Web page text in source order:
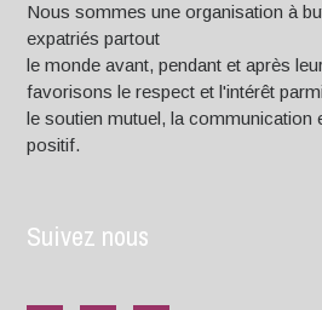
Nous sommes une organisation à
expatriés partout
le monde avant, pendant et après
favorisons le respect et l'intérêt
le soutien mutuel, la communication
positif.
Suivez nous